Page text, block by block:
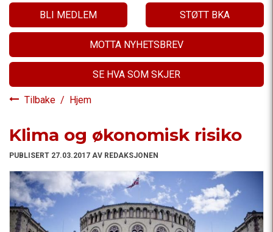
BLI MEDLEM STØTT BKA
MOTTA NYHETSBREV
SE HVA SOM SKJER
Tilbake / Hjem
Klima og økonomisk risiko
PUBLISERT 27.03.2017 AV REDAKSJONEN